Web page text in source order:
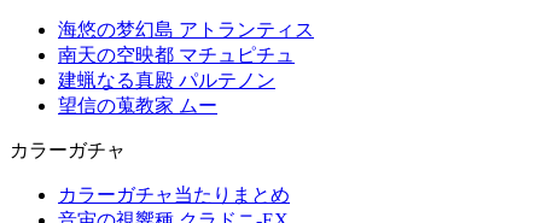
海悠の梦幻島 アトランティス
南天の空映都 マチュピチュ
建蝋なる真殿 パルテノン
望信の蒐教家 ムー
カラーガチャ
カラーガチャ当たりまとめ